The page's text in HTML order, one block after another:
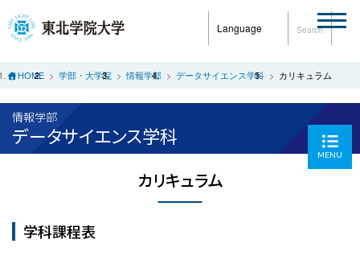
Language Search
HOME 学部・大学院 情報学部 データサイエンス学科 カリキュラム
情報学部
データサイエンス学科
MENU
カリキュラム
学科課程表